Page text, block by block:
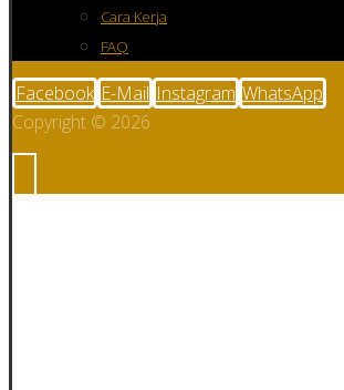
Cara Kerja
FAQ
Facebook E-Mail Instagram WhatsApp
Copyright © 2026